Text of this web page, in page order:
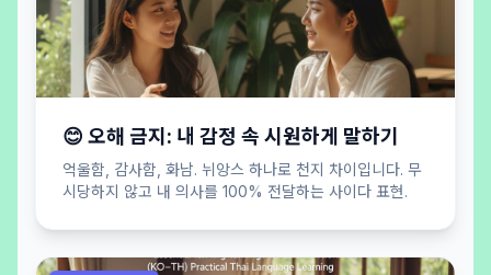
😊 오해 금지: 내 감정 속 시원하게 말하기
억울함, 감사함, 화남. 뉘앙스 하나로 천지 차이입니다. 무
시당하지 않고 내 의사를 100% 전달하는 사이다 표현.